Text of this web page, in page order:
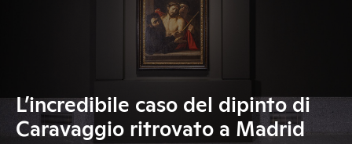
L’incredibile caso del dipinto di
Caravaggio ritrovato a Madrid